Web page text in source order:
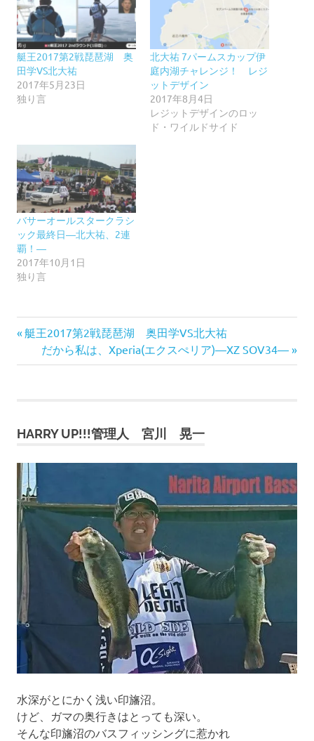
艇王2017第2戦琵琶湖 奥
田学VS北大祐
2017年5月23日
独り言
北大祐 7パームスカップ伊
庭内湖チャレンジ！ レジ
ットデザイン
2017年8月4日
レジットデザインのロッ
ド・ワイルドサイド
バサーオールスタークラシ
ック最終日―北大祐、2連
覇！―
2017年10月1日
独り言
投
稿
ビ
ー
シ
ョ
ン
前
記
艇王2017第2戦琵琶湖 奥田学VS北大祐
次
の
だから私は、Xperia(エクスぺリア)―XZ SOV34―
HARRY UP!!!管理人 宮川 晃一
水深がとにかく浅い印旛沼。
けど、ガマの奥行きはとっても深い。
そんな印旛沼のバスフィッシングに惹かれ